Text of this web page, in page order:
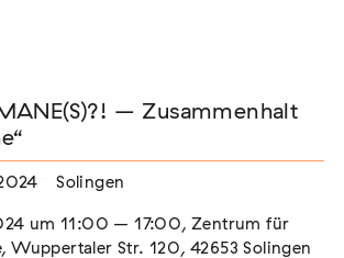
THAT HOLDS / DER FADEN,
– Zusammenhalt
Solingen
um 11:00 – 17:00, Zentrum für
Wuppertaler Str. 120, 42653 Solingen